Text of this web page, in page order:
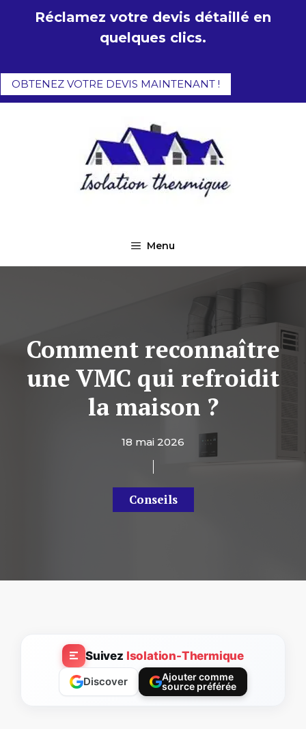
Réclamez votre devis détaillé en
quelques clics.
OBTENEZ VOTRE DEVIS MAINTENANT !
Menu
Comment reconnaître
une VMC qui refroidit
la maison ?
18 mai 2026
Conseils
Suivez Isolation-Thermique
Discover
Ajouter comme
source préférée